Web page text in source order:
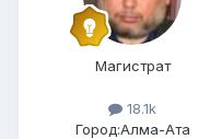
Магистрат
18.1k
Город:Алма-Ата